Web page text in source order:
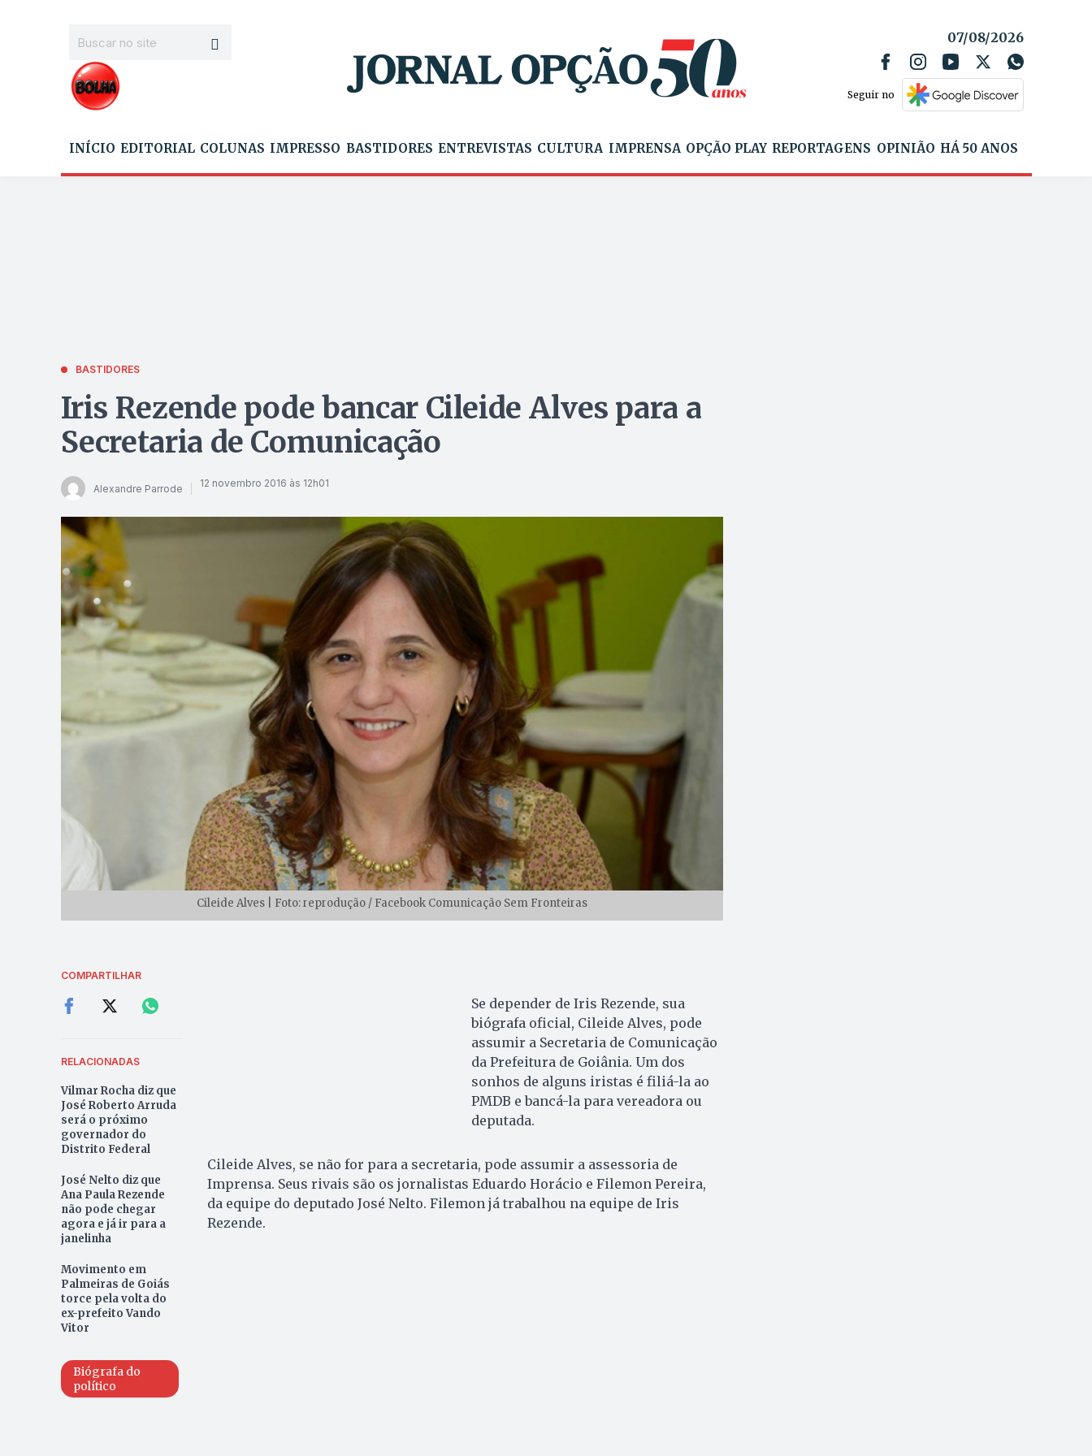
07/08/2026
Seguir no
INÍCIO EDITORIAL COLUNAS IMPRESSO BASTIDORES ENTREVISTAS CULTURA IMPRENSA OPÇÃO PLAY REPORTAGENS OPINIÃO HÁ 50 ANOS
BASTIDORES
Iris Rezende pode bancar Cileide Alves para a
Secretaria de Comunicação
Alexandre Parrode 12 novembro 2016 às 12h01
Cileide Alves | Foto: reprodução / Facebook Comunicação Sem Fronteiras
COMPARTILHAR
RELACIONADAS
Vilmar Rocha diz que
José Roberto Arruda
será o próximo
governador do
Distrito Federal
José Nelto diz que
Ana Paula Rezende
não pode chegar
agora e já ir para a
janelinha
Movimento em
Palmeiras de Goiás
torce pela volta do
ex-prefeito Vando
Vitor
Biógrafa do
político
Se depender de Iris Rezende, sua
biógrafa oficial, Cileide Alves, pode
assumir a Secretaria de Comunicação
da Prefeitura de Goiânia. Um dos
sonhos de alguns iristas é filiá-la ao
PMDB e bancá-la para vereadora ou
deputada.
Cileide Alves, se não for para a secretaria, pode assumir a assessoria de
Imprensa. Seus rivais são os jornalistas Eduardo Horácio e Filemon Pereira,
da equipe do deputado José Nelto. Filemon já trabalhou na equipe de Iris
Rezende.